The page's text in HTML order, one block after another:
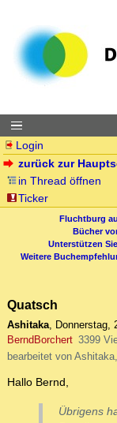
Login
zurück zur
in Thread öffnen
Ticker
Fluchtburg
Bücher
Unterstützen
Weitere
Quatsch
Ashitaka, Donnerstag,
BerndBorchert 3399
bearbeitet von
Hallo Bernd,
Übrigens